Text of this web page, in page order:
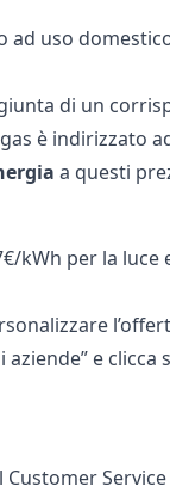
ad uso
di un
è indirizzato
a questi
kWh per la luce
e clicca